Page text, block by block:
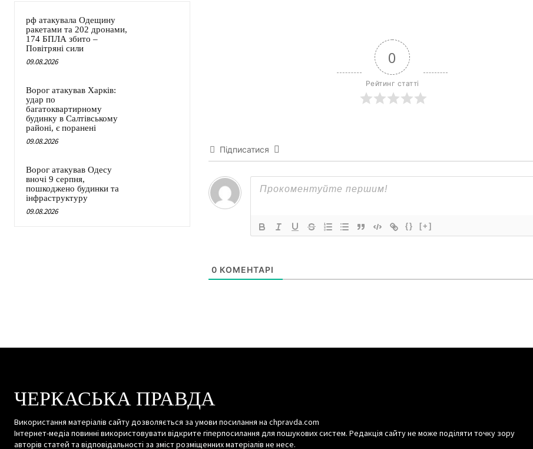
рф атакувала Одещину
ракетами та 202 дронами,
174 БПЛА збито –
Повітряні сили
09.08.2026
Ворог атакував Харків:
удар по
багатоквартирному
будинку в Салтівському
районі, є поранені
09.08.2026
Ворог атакував Одесу
вночі 9 серпня,
пошкоджено будинки та
інфраструктуру
09.08.2026
0
Рейтинг статті
Підписатися
{} [+]
0 КОМЕНТАРІ
ЧЕРКАСЬКА ПРАВДА
Використання матеріалів сайту дозволяється за умови посилання на chpravda.com
Інтернет-медіа повинні використовувати відкрите гіперпосилання для пошукових систем. Редакція сайту не може поділяти точку зору
авторів статей та відповідальності за зміст розміщенних матеріалів не несе.